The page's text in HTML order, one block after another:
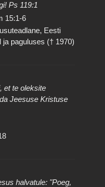
Ps 119:1
15:1-6
Eesti
paguluses († 1970)
et te oleksite
Jeesuse Kristuse
halvatule: "Poeg,